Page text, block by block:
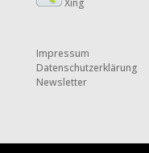
Xing
Impressum
Datenschutzerklärung
Newsletter